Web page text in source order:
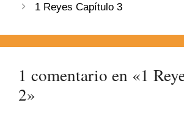
1 Reyes Capítulo 3
1 comentario en «1
2»